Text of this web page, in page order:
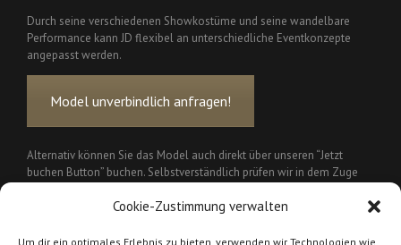
Cookie-Zustimmung verwalten
Um dir ein optimales Erlebnis zu bieten, verwenden wir Technologien wie
Durch seine verschiedenen Showkostüme und seine wandelbare
Performance kann JD flexibel an unterschiedliche Eventkonzepte
angepasst werden.
Model unverbindlich anfragen!
Alternativ können Sie das Model auch direkt über unseren “Jetzt
buchen Button” buchen. Selbstverständlich prüfen wir in dem Zuge